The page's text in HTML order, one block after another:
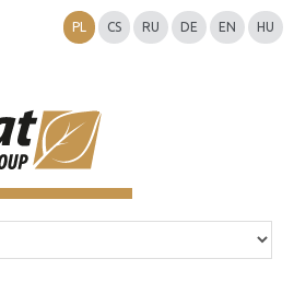
PL CS RU DE EN HU